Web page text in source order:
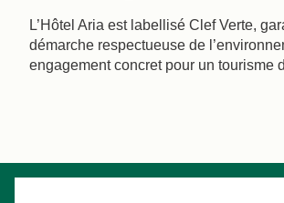
L’Hôtel Aria est labellisé Clef Verte,
démarche respectueuse de
engagement concret pour un tourisme